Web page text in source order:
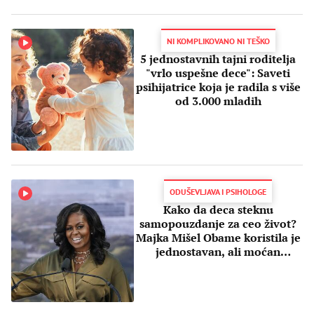
NI KOMPLIKOVANO NI TEŠKO
5 jednostavnih tajni roditelja
"vrlo uspešne dece": Saveti
psihijatrice koja je radila s više
od 3.000 mladih
ODUŠEVLJAVA I PSIHOLOGE
Kako da deca steknu
samopouzdanje za ceo život?
Majka Mišel Obame koristila je
jednostavan, ali moćan